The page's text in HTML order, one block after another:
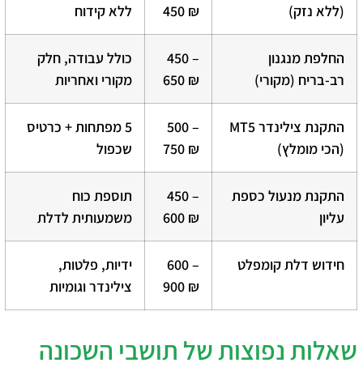
(ללא נזק)
450 ₪
ללא קידוח
החלפת מנגנון
רב-בריח (מקורי)
450 –
650 ₪
כולל עבודה, חלק
מקורי ואחריות
התקנת צילינדר MT5
(הכי מומלץ)
500 –
750 ₪
5 מפתחות + כרטיס
שכפול
התקנת מנעול כספת
עליון
450 –
600 ₪
תוספת כוח
משמעותית לדלת
חידוש דלת קומפלט
600 –
900 ₪
ידיות, פלטות,
צילינדר וגומיות
שאלות נפוצות של תושבי השכונה